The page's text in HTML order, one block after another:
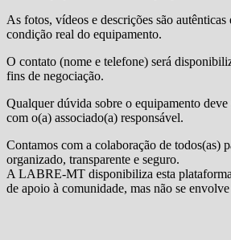
As fotos, vídeos e descrições são
condição real do equipamento.
O contato (nome e telefone) será
fins de negociação.
Qualquer dúvida sobre o equipamento deve
com o(a) associado(a) responsável.
Contamos com a colaboração de todos(as)
organizado, transparente e seguro.
A LABRE‑MT disponibiliza esta
de apoio à comunidade, mas não se envolve